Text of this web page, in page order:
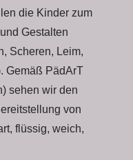
die Kinder zum
Gestalten
Scheren, Leim,
Gemäß PädArT
sehen wir den
von
flüssig, weich,